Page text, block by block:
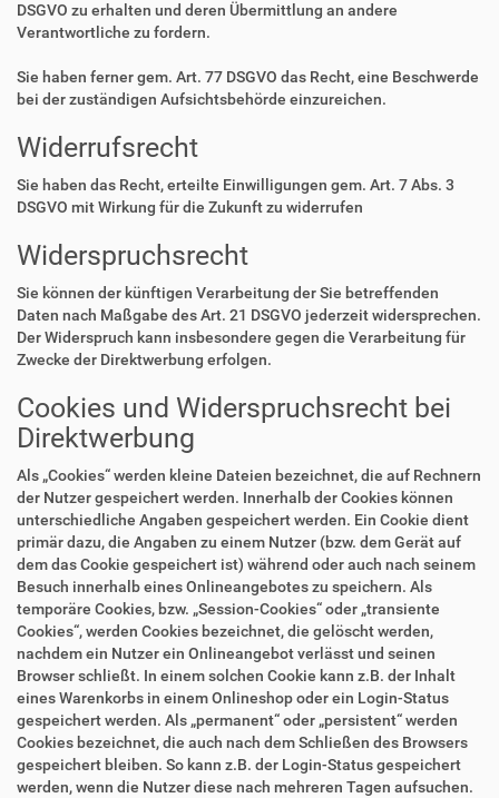
DSGVO zu erhalten und deren Übermittlung an andere
Verantwortliche zu fordern.
Sie haben ferner gem. Art. 77 DSGVO das Recht, eine Beschwerde
bei der zuständigen Aufsichtsbehörde einzureichen.
Widerrufsrecht
Sie haben das Recht, erteilte Einwilligungen gem. Art. 7 Abs. 3
DSGVO mit Wirkung für die Zukunft zu widerrufen
Widerspruchsrecht
Sie können der künftigen Verarbeitung der Sie betreffenden
Daten nach Maßgabe des Art. 21 DSGVO jederzeit widersprechen.
Der Widerspruch kann insbesondere gegen die Verarbeitung für
Zwecke der Direktwerbung erfolgen.
Cookies und Widerspruchsrecht bei
Direktwerbung
Als „Cookies“ werden kleine Dateien bezeichnet, die auf Rechnern
der Nutzer gespeichert werden. Innerhalb der Cookies können
unterschiedliche Angaben gespeichert werden. Ein Cookie dient
primär dazu, die Angaben zu einem Nutzer (bzw. dem Gerät auf
dem das Cookie gespeichert ist) während oder auch nach seinem
Besuch innerhalb eines Onlineangebotes zu speichern. Als
temporäre Cookies, bzw. „Session-Cookies“ oder „transiente
Cookies“, werden Cookies bezeichnet, die gelöscht werden,
nachdem ein Nutzer ein Onlineangebot verlässt und seinen
Browser schließt. In einem solchen Cookie kann z.B. der Inhalt
eines Warenkorbs in einem Onlineshop oder ein Login-Status
gespeichert werden. Als „permanent“ oder „persistent“ werden
Cookies bezeichnet, die auch nach dem Schließen des Browsers
gespeichert bleiben. So kann z.B. der Login-Status gespeichert
werden, wenn die Nutzer diese nach mehreren Tagen aufsuchen.